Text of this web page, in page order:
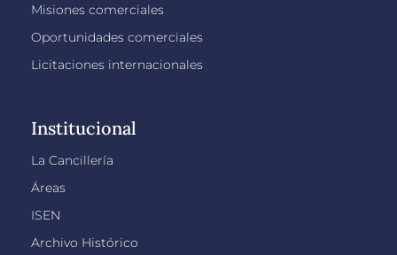
Misiones comerciales
Oportunidades comerciales
Licitaciones internacionales
Institucional
La Cancillería
Áreas
ISEN
Archivo Histórico